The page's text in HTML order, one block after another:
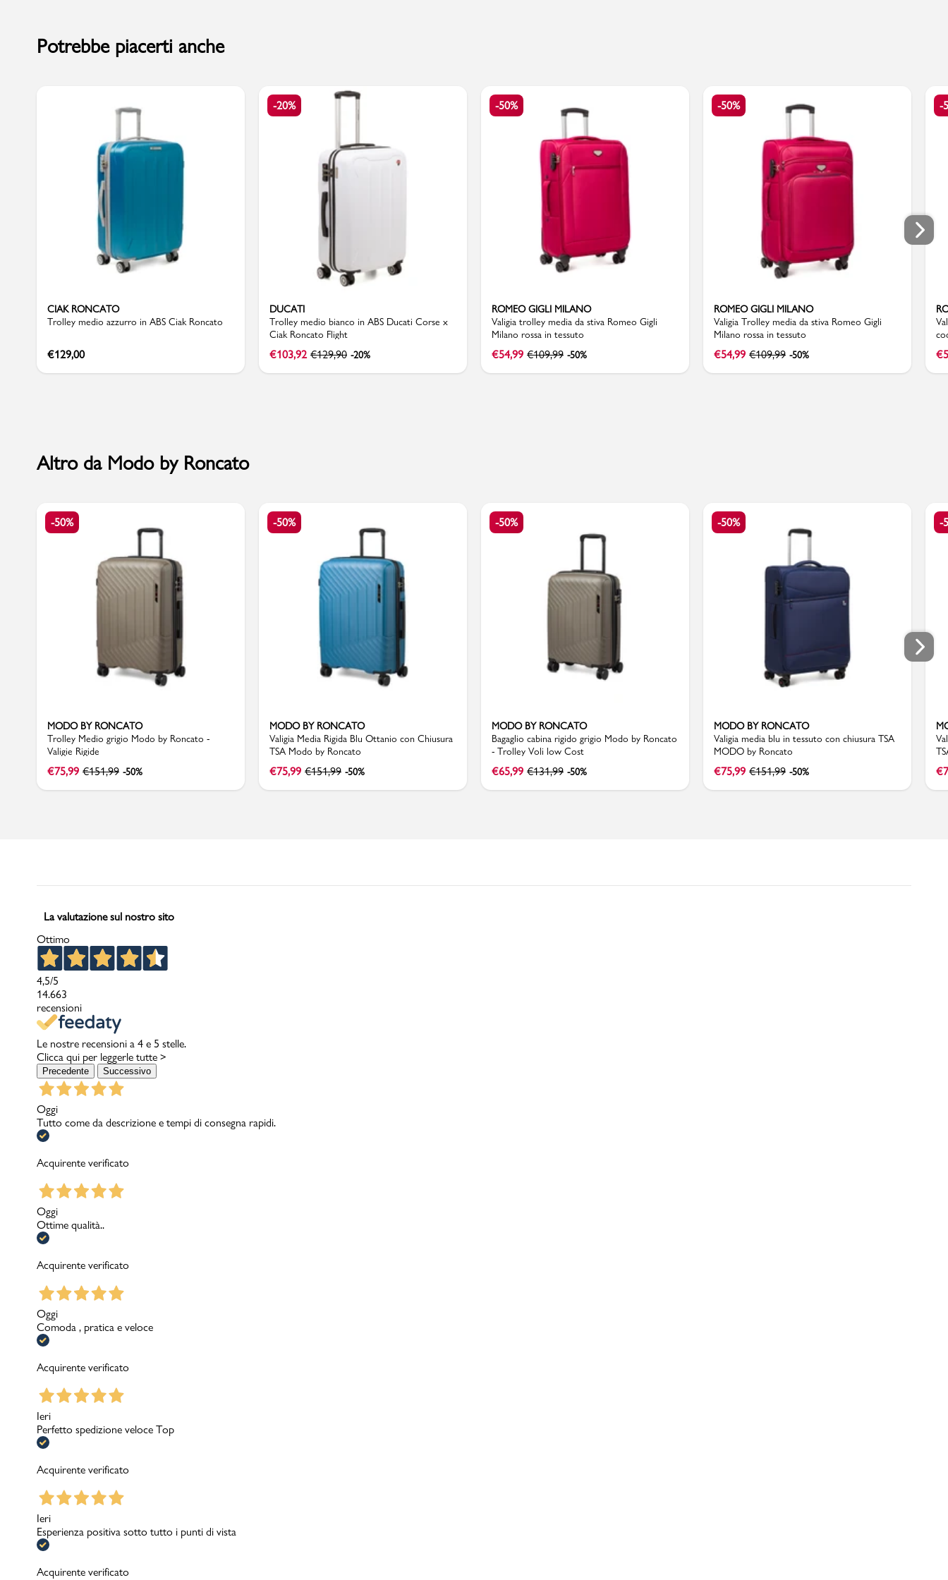
Carrello
negozi
Potrebbe piacerti anche
CIAK RONCATO
Trolley medio azzurro in ABS Ciak Roncato
€129,00
-20%
DUCATI
Trolley medio bianco in ABS Ducati Corse x
Ciak Roncato Flight
€103,92 €129,90 -20%
-50%
ROMEO GIGLI MILANO
Valigia trolley media da stiva Romeo Gigli
Milano rossa in tessuto
€54,99 €109,99 -50%
-50%
ROMEO GIGLI MILANO
Valigia Trolley media da stiva Romeo Gigli
Milano rossa in tessuto
€54,99 €109,99 -50%
-
€
Altro da Modo by Roncato
-50%
MODO BY RONCATO
Trolley Medio grigio Modo by Roncato -
Valigie Rigide
€75,99 €151,99 -50%
-50%
MODO BY RONCATO
Valigia Media Rigida Blu Ottanio con Chiusura
TSA Modo by Roncato
€75,99 €151,99 -50%
-50%
MODO BY RONCATO
Bagaglio cabina rigido grigio Modo by Roncato
- Trolley Voli low Cost
€65,99 €131,99 -50%
-50%
MODO BY RONCATO
Valigia media blu in tessuto con chiusura TSA
MODO by Roncato
€75,99 €151,99 -50%
-
€
La valutazione sul nostro sito
Ottimo
4,5/5
14.663
recensioni
Le nostre recensioni a 4 e 5 stelle.
Clicca qui per leggerle tutte >
Precedente Successivo
Oggi
Tutto come da descrizione e tempi di consegna rapidi.
Acquirente verificato
Oggi
Ottime qualità..
Acquirente verificato
Oggi
Comoda , pratica e veloce
Acquirente verificato
Ieri
Perfetto spedizione veloce Top
Acquirente verificato
Ieri
Esperienza positiva sotto tutto i punti di vista
Acquirente verificato